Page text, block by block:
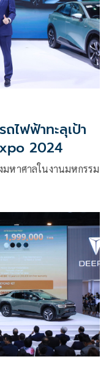
ไฟฟ้าทะลุเป้า
2024
มหาศาลในงานมหกรรม